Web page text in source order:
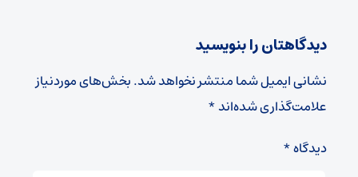
دیدگاهتان را بنویسید
نشانی ایمیل شما منتشر نخواهد شد.بخش‌های موردنیاز
علامت‌گذاری شده‌اند*
دیدگاه*